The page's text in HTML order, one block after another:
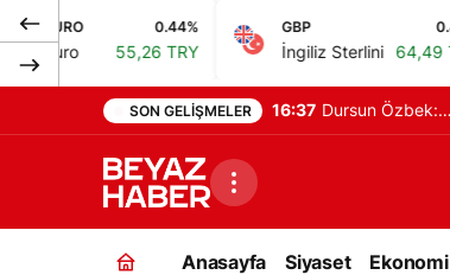
0.44%
55,26 TRY
GBP
İngiliz Sterlini 64,49 TRY
SON GELIŞMELER 16:37 Dursun Özbek:
çalışıyor
Anasayfa Siyaset Ekonomi